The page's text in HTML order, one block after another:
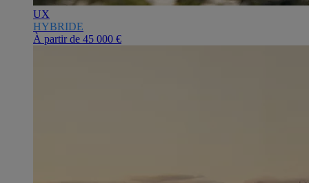
UX
HYBRIDE
À partir de 45 000 €